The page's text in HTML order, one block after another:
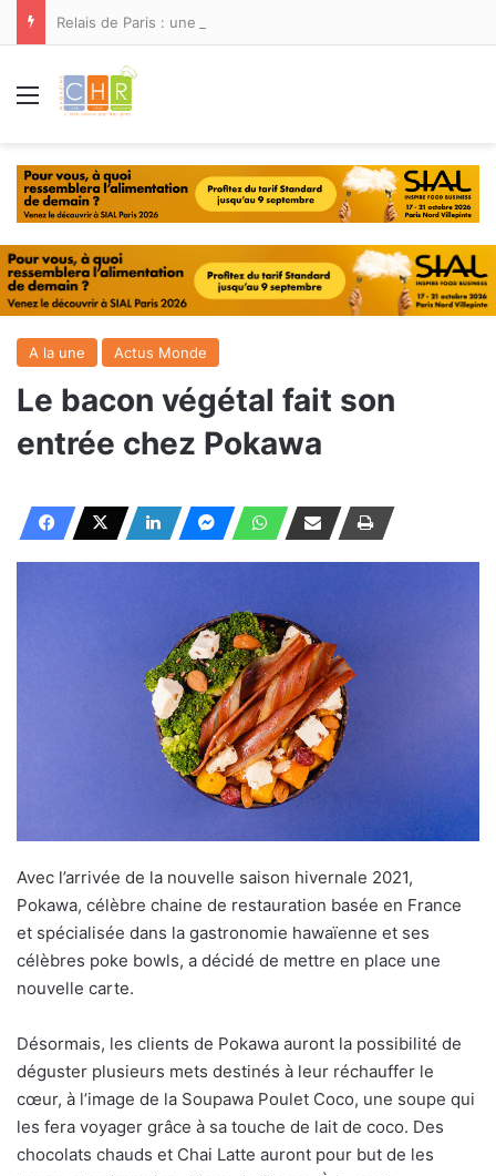
Menu
A la une Actus Monde
Le bacon végétal fait son
entrée chez Pokawa
Avec l’arrivée de la nouvelle saison hivernale 2021,
Pokawa, célèbre chaine de restauration basée en France
et spécialisée dans la gastronomie hawaïenne et ses
célèbres poke bowls, a décidé de mettre en place une
nouvelle carte.
Désormais, les clients de Pokawa auront la possibilité de
déguster plusieurs mets destinés à leur réchauffer le
cœur, à l’image de la Soupawa Poulet Coco, une soupe qui
les fera voyager grâce à sa touche de lait de coco. Des
chocolats chauds et Chai Latte auront pour but de les